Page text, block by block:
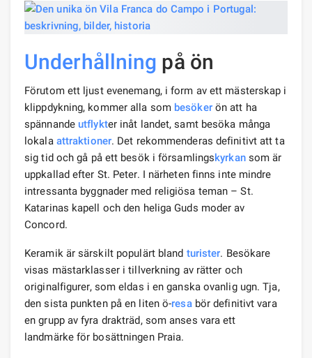
Underhållning på ön
Förutom ett ljust evenemang, i form av ett mästerskap i
klippdykning, kommer alla som besökerön att ha
spännande utflykter inåt landet, samt besöka många
lokala attraktioner. Det rekommenderas definitivt att ta
sig tid och gå på ett besök i församlingskyrkansom är
uppkallad efter St. Peter. I närheten finns inte mindre
intressanta byggnader med religiösa teman – St.
Katarinas kapell och den heliga Guds moder av
Concord.
Keramik är särskilt populärt bland turister. Besökare
visas mästarklasser i tillverkning av rätter och
originalfigurer, som eldas i en ganska ovanlig ugn. Tja,
den sista punkten på en liten ö-resabör definitivt vara
en grupp av fyra drakträd, som anses vara ett
landmärke för bosättningen Praia.